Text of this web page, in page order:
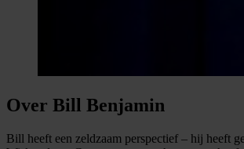
Over Bill Benjamin
Bill heeft een zeldzaam perspectief – hij heeft